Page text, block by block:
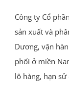
Công ty Cổ
sản xuất và
Dương, vận
phối ở miền
lô hàng, hạn